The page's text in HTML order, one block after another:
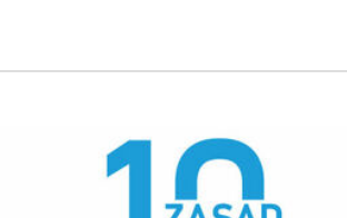
przeżył dużo, do tego jest dominujący i doskonale wie, że
do lasu? Kto powiedział, że tylko latem można przeżyć
pokazują, że jest to możliwe przez cały rok, nawet w
sięgnąć po zbiór 10 pikantnych, niegrzecznych
niż kubek parującej herbaty z imbirem. To antologia dla
które i którzy nie boją się testować własnych granic!
następujące opowiadania: Niezwykle ciepła zima w